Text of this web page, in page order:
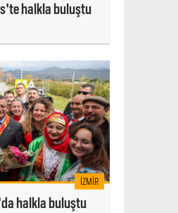
halkla buluştu
İZMIR
halkla buluştu